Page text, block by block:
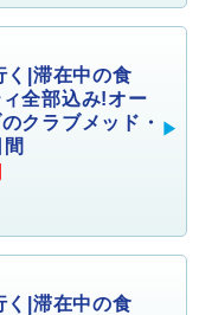
|滞在中の食
全部込み!オー
クラブメッド・
|滞在中の食